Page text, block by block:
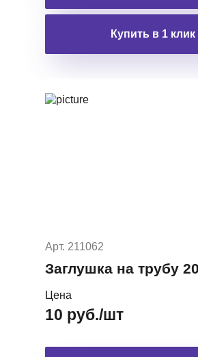
Купить в 1 клик
Арт. 211062
Заглушка на трубу 20
Цена
10 руб./шт